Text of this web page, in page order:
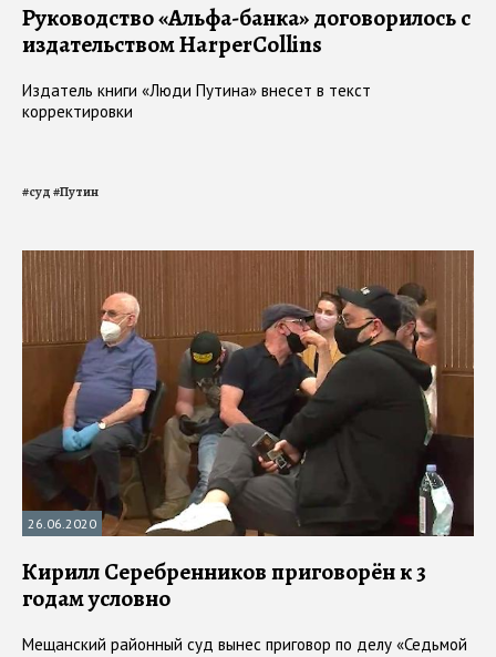
Руководство «Альфа-банка» договорилось с
издательством HarperCollins
Издатель книги «Люди Путина» внесет в текст
корректировки
#суд#Путин
26.06.2020
Кирилл Серебренников приговорён к 3
годам условно
Мещанский районный суд вынес приговор по делу «Седьмой